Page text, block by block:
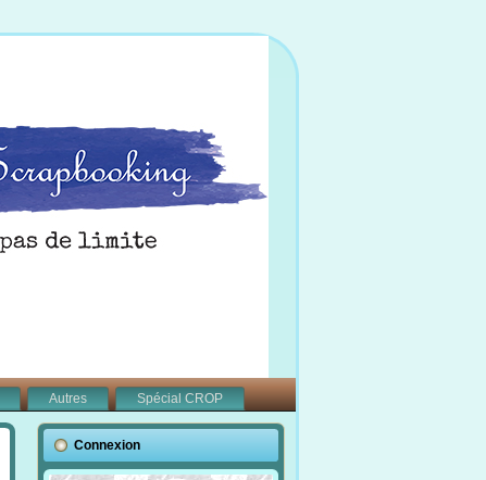
Autres
Spécial CROP
Connexion